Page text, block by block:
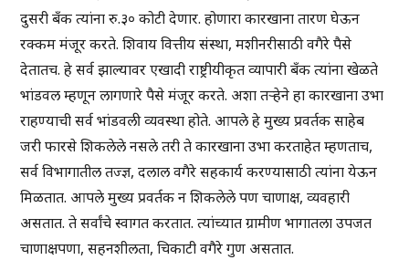
दुसरी बँक त्यांना रु.३० कोटी देणार. होणारा कारखाना तारण घेऊन
रक्कम मंजूर करते. शिवाय वित्तीय संस्था, मशीनरीसाठी वगैरे पैसे
देतातच. हे सर्व झाल्यावर एखादी राष्ट्रीयीकृत व्यापारी बँक त्यांना खेळते
भांडवल म्हणून लागणारे पैसे मंजूर करते. अशा तऱ्हेने हा कारखाना उभा
राहण्याची सर्व भांडवली व्यवस्था होते. आपले हे मुख्य प्रवर्तक साहेब
जरी फारसे शिकलेले नसले तरी ते कारखाना उभा करताहेत म्हणताच,
सर्व विभागातील तज्ज्ञ, दलाल वगैरे सहकार्य करण्यासाठी त्यांना येऊन
मिळतात. आपले मुख्य प्रवर्तक न शिकलेले पण चाणाक्ष, व्यवहारी
असतात. ते सर्वांचे स्वागत करतात. त्यांच्यात ग्रामीण भागातला उपजत
चाणाक्षपणा, सहनशीलता, चिकाटी वगैरे गुण असतात.